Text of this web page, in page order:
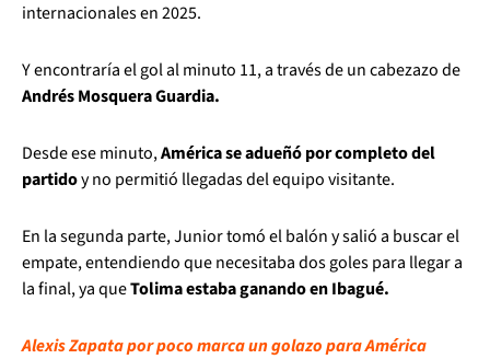
internacionales en 2025.
Y encontraría el gol al minuto 11, a través de un cabezazo de
Andrés Mosquera Guardia.
Desde ese minuto,América se adueñó por completo del
partidoy no permitió llegadas del equipo visitante.
En la segunda parte, Junior tomó el balón y salió a buscar el
empate, entendiendo que necesitaba dos goles para llegar a
la final, ya queTolima estaba ganando en Ibagué.
Alexis Zapata por poco marca un golazo para América